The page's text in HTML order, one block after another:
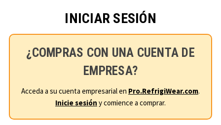
INICIAR SESIÓN
¿COMPRAS CON UNA CUENTA DE
EMPRESA?
Acceda a su cuenta empresarial en Pro.RefrigiWear.com.
Inicie sesión y comience a comprar.